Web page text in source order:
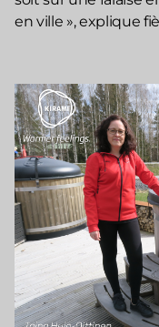
en ville », explique